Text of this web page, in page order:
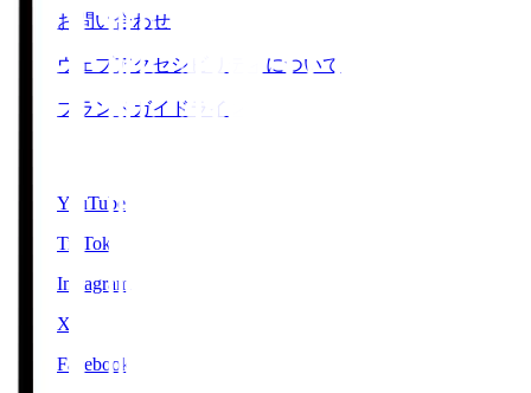
お問い合わせ
ウェブアクセシビリティについて
ブランドガイドライン
YouTube
TikTok
Instagram
X
Facebook